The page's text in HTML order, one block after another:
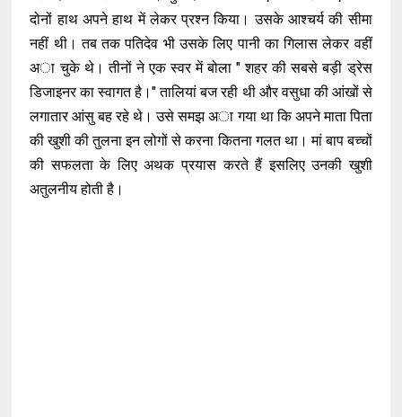
दोनों हाथ अपने हाथ में लेकर प्रश्न किया। उसके आश्चर्य की सीमा
नहीं थी। तब तक पतिदेव भी उसके लिए पानी का गिलास लेकर वहीं
अा चुके थे। तीनों ने एक स्वर में बोला " शहर की सबसे बड़ी ड्रेस
डिजाइनर का स्वागत है।" तालियां बज रही थी और वसुधा की आंखों से
लगातार आंसु बह रहे थे। उसे समझ अा गया था कि अपने माता पिता
की खुशी की तुलना इन लोगों से करना कितना गलत था। मां बाप बच्चों
की सफलता के लिए अथक प्रयास करते हैं इसलिए उनकी खुशी
अतुलनीय होती है।